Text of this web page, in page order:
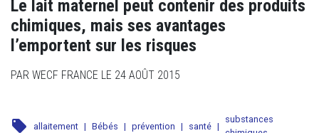
Le lait maternel peut contenir des produits
chimiques, mais ses avantages
l’emportent sur les risques
PAR WECF FRANCE LE 24 AOÛT 2015
local_offer allaitement | Bébés | prévention | santé |
substances